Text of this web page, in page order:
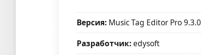
Версия: Music Tag Editor Pro 9.3.0
Разработчик:edysoft